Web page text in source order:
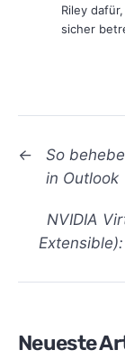
Riley
sicher
←
So
in Outlook
NVIDIA
Neueste